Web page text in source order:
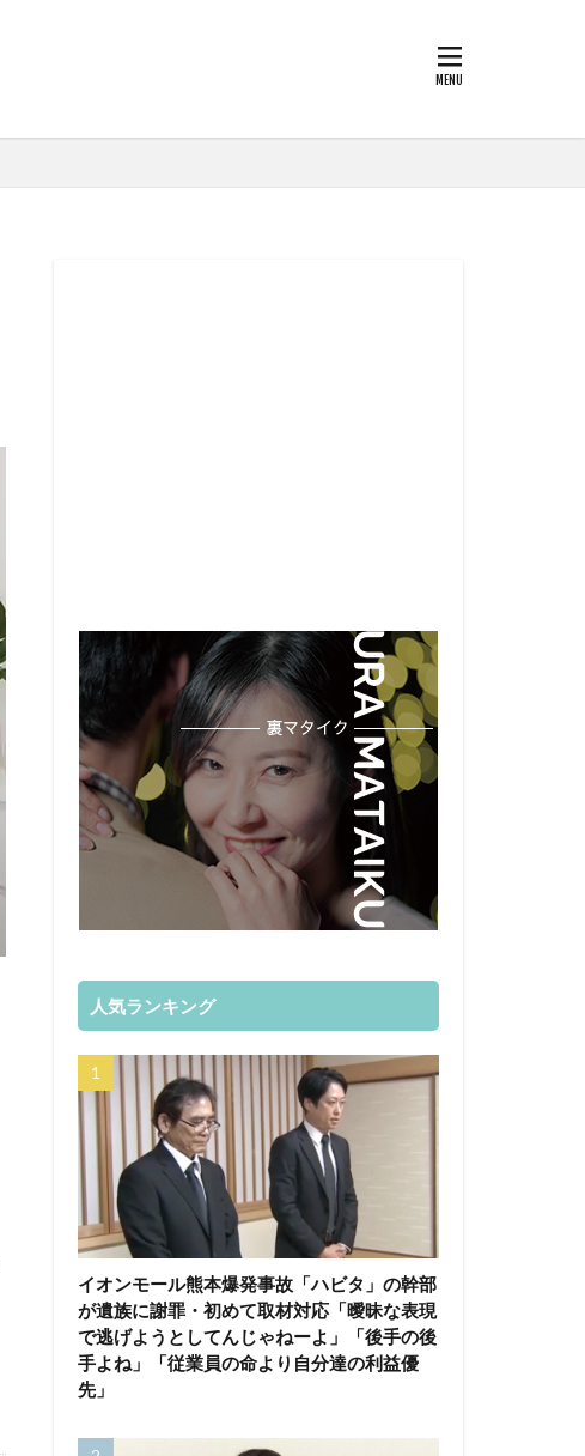
人気ランキング
イオンモール熊本爆発事故「ハビタ」の幹部
が遺族に謝罪・初めて取材対応「曖昧な表現
で逃げようとしてんじゃねーよ」「後手の後
手よね」「従業員の命より自分達の利益優
先」